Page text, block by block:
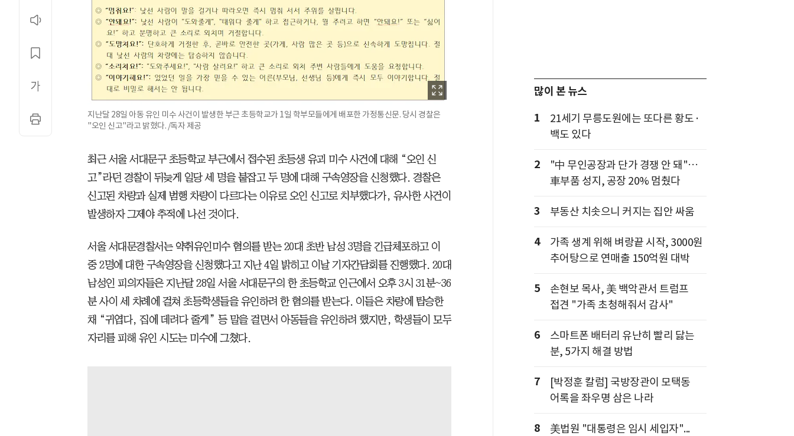
지난달 28일 아동 유인 미수 사건이 발생한 부근 초등학교가 1일 학부모들에게 배포한 가정통신문. 당시 경찰은
"오인 신고"라고 밝혔다. /독자 제공
최근 서울 서대문구 초등학교 부근에서 접수된 초등생 유괴 미수 사건에 대해 “오인 신
고”라던 경찰이 뒤늦게 일당 세 명을 붙잡고 두 명에 대해 구속영장을 신청했다. 경찰은
신고된 차량과 실제 범행 차량이 다르다는 이유로 오인 신고로 치부했다가, 유사한 사건이
발생하자 그제야 추적에 나선 것이다.
서울 서대문경찰서는 약취유인미수 혐의를 받는 20대 초반 남성 3명을 긴급체포하고 이
중 2명에 대한 구속영장을 신청했다고 지난 4일 밝히고 이날 기자간담회를 진행했다. 20대
남성인 피의자들은 지난달 28일 서울 서대문구의 한 초등학교 인근에서 오후 3시 31분~36
분 사이 세 차례에 걸쳐 초등학생들을 유인하려 한 혐의를 받는다. 이들은 차량에 탑승한
채 “귀엽다, 집에 데려다 줄게” 등 말을 걸면서 아동들을 유인하려 했지만, 학생들이 모두
자리를 피해 유인 시도는 미수에 그쳤다.
많이 본 뉴스
1
21세기 무릉도원에는 또다른 황도·
백도 있다
2
"中 무인공장과 단가 경쟁 안 돼"…
車부품 성지, 공장 20% 멈췄다
3 부동산 치솟으니 커지는 집안 싸움
4
가족 생계 위해 벼랑끝 시작, 3000원
추어탕으로 연매출 150억원 대박
5
손현보 목사, 美 백악관서 트럼프
접견 "가족 초청해줘서 감사"
6
스마트폰 배터리 유난히 빨리 닳는
분, 5가지 해결 방법
7
[박정훈 칼럼] 국방장관이 모택동
어록을 좌우명 삼은 나라
8
美법원 "대통령은 임시 세입자"...